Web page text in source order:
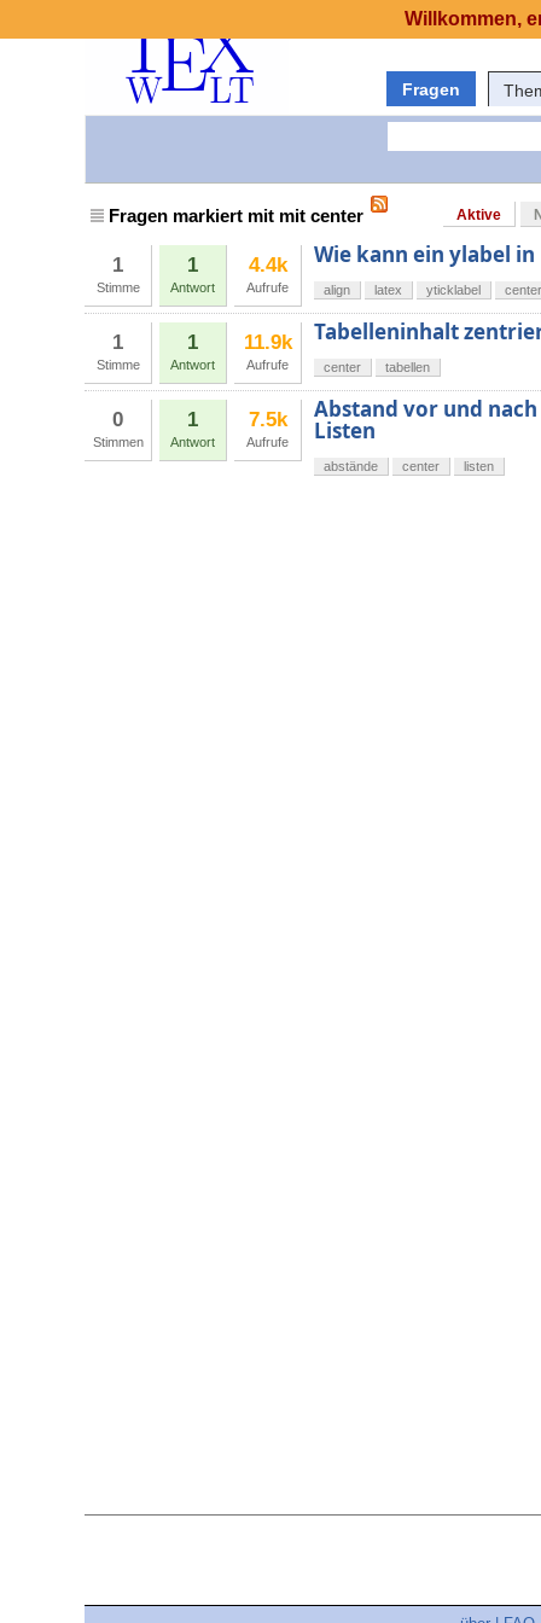
Fragen
Fragen markiert mit mit center Aktive
1
Stimme
1
Antwort
4.4k
Aufrufe
Wie kann ein ylabel
align latex yticklabel center
1
Stimme
1
Antwort
11.9k
Aufrufe
Tabelleninhalt
center tabellen
0
Stimmen
1
Antwort
7.5k
Aufrufe
Abstand vor und
Listen
abstände center listen
Willkommen,